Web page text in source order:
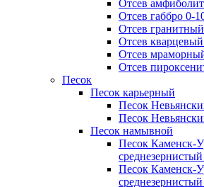
Отсев
Отсев габбро 0-
Отсев
Отсев
Отсев
Отсев
Песок
Песок карьерный
Песок
Песок
Песок намывной
Песок Каменск-
Песок Каменск-